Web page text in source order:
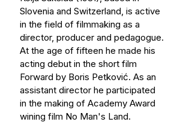
Slovenia and Switzerland, is active
in the field of filmmaking as a
director, producer and pedagogue.
At the age of fifteen he made his
acting debut in the short film
Forward by Boris Petković. As an
assistant director he participated
in the making of Academy Award
wining film No Man's Land.